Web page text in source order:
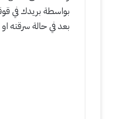
بعد في حالة سرقته